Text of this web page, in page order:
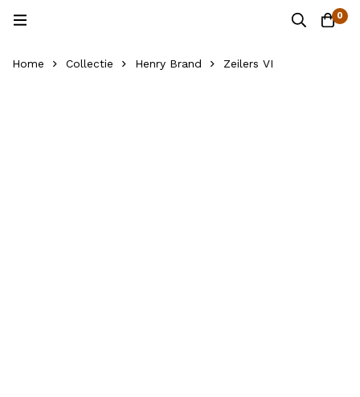
0
Home Collectie Henry Brand Zeilers VI